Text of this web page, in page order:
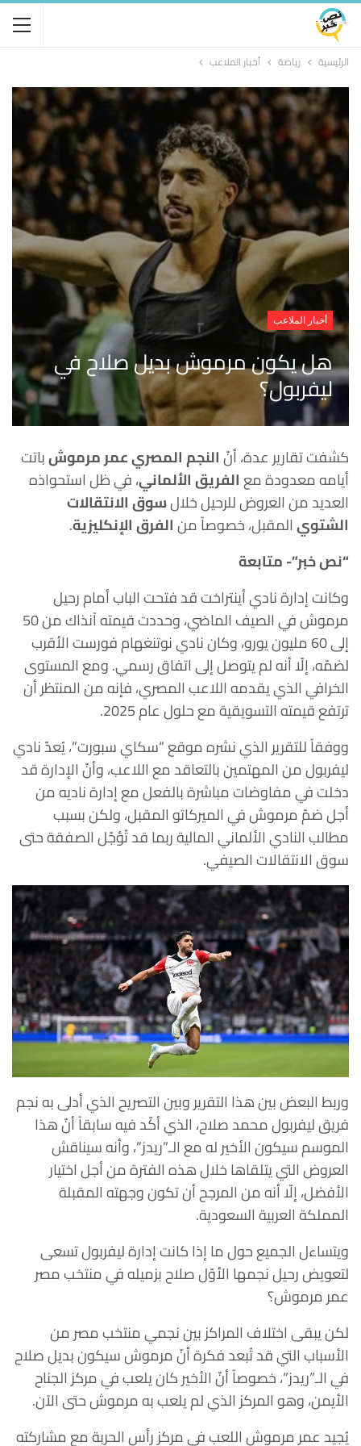
الرئيسية رياضة أخبار الملاعب
أخبار الملاعب
هل يكون مرموش بديل صلاح في
ليفربول؟
كشفت تقارير عدة، أنّالنجم المصري عمر مرموشباتت
أيامه معدودة معالفريق الألماني، في ظل استحواذه
العديد من العروض للرحيل خلالسوقالانتقالات
الشتويالمقبل، خصوصاً منالفرق الإنكليزية.
“نص خبر”- متابعة
وكانت إدارة نادي أينتراخت قد فتحت الباب أمام رحيل
مرموش في الصيف الماضي، وحددت قيمته آنذاك من 50
إلى 60 مليون يورو، وكان نادي نوتنغهام فورست الأقرب
لضمّه، إلّا أنه لم يتوصل إلى اتفاق رسمي. ومع المستوى
الخرافي الذي يقدمه اللاعب المصري، فإنه من المنتظر أن
ترتفع قيمته التسويقية مع حلول عام 2025.
ووفقاً للتقرير الذي نشره موقع “سكاي سبورت”، يُعدّ نادي
ليفربول من المهتمين بالتعاقد مع اللاعب، وأنّ الإدارة قد
دخلت في مفاوضات مباشرة بالفعل مع إدارة ناديه من
أجل ضمّ مرموش في الميركاتو المقبل، ولكن بسبب
مطالب النادي الألماني المالية ربما قد تُؤجّل الصفقة حتى
سوق الانتقالات الصيفي.
وربط البعض بين هذا التقرير وبين التصريح الذي أدلى به نجم
فريق ليفربول محمد صلاح، الذي أكّد فيه سابقاً أنّ هذا
الموسم سيكون الأخير له مع الـ”ريدز”، وأنه سيناقش
العروض التي يتلقاها خلال هذه الفترة من أجل اختيار
الأفضل، إلّا أنه من المرجح أن تكون وجهته المقبلة
المملكة العربية السعودية.
ويتساءل الجميع حول ما إذا كانت إدارة ليفربول تسعى
لتعويض رحيل نجمها الأوّل صلاح بزميله في منتخب مصر
عمر مرموش؟
لكن يبقى اختلاف المراكز بين نجمي منتخب مصر من
الأسباب التي قد تُبعد فكرة أنّ مرموش سيكون بديل صلاح
في الـ”ريدز”، خصوصاً أنّ الأخير كان يلعب في مركز الجناح
الأيمن، وهو المركز الذي لم يلعب به مرموش حتى الآن.
يُجيد عمر مرموش اللعب في مركز رأس الحربة مع مشاركته